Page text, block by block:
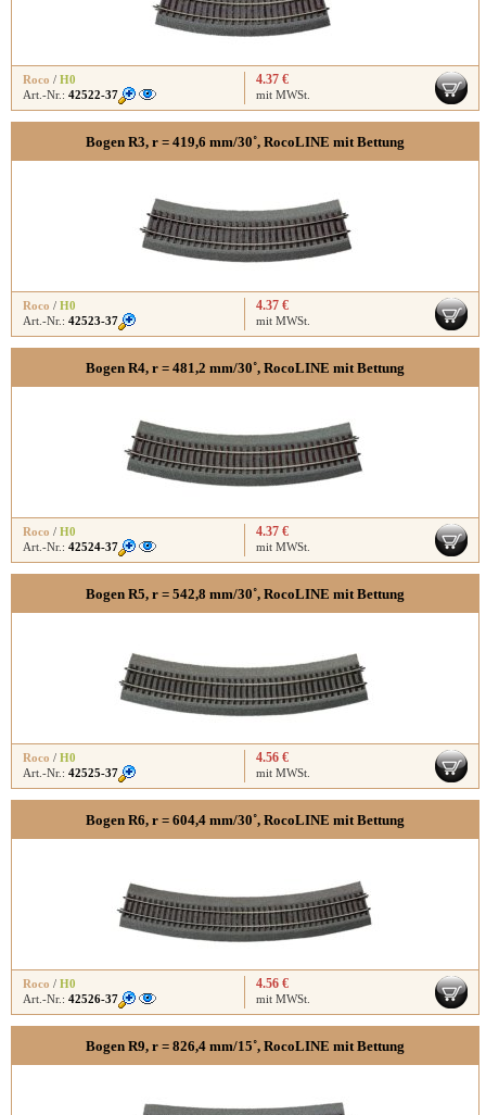
Roco / H0
Art.-Nr.: 42522-37
4.37 €
mit MWSt.
Bogen R3, r = 419,6 mm/30˚, RocoLINE mit Bettung
Roco / H0
Art.-Nr.: 42523-37
4.37 €
mit MWSt.
Bogen R4, r = 481,2 mm/30˚, RocoLINE mit Bettung
Roco / H0
Art.-Nr.: 42524-37
4.37 €
mit MWSt.
Bogen R5, r = 542,8 mm/30˚, RocoLINE mit Bettung
Roco / H0
Art.-Nr.: 42525-37
4.56 €
mit MWSt.
Bogen R6, r = 604,4 mm/30˚, RocoLINE mit Bettung
Roco / H0
Art.-Nr.: 42526-37
4.56 €
mit MWSt.
Bogen R9, r = 826,4 mm/15˚, RocoLINE mit Bettung